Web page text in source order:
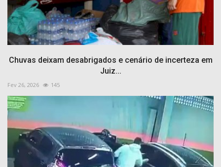
Chuvas deixam desabrigados e cenário de incerteza em
Juiz...
Fev 26, 2026 145